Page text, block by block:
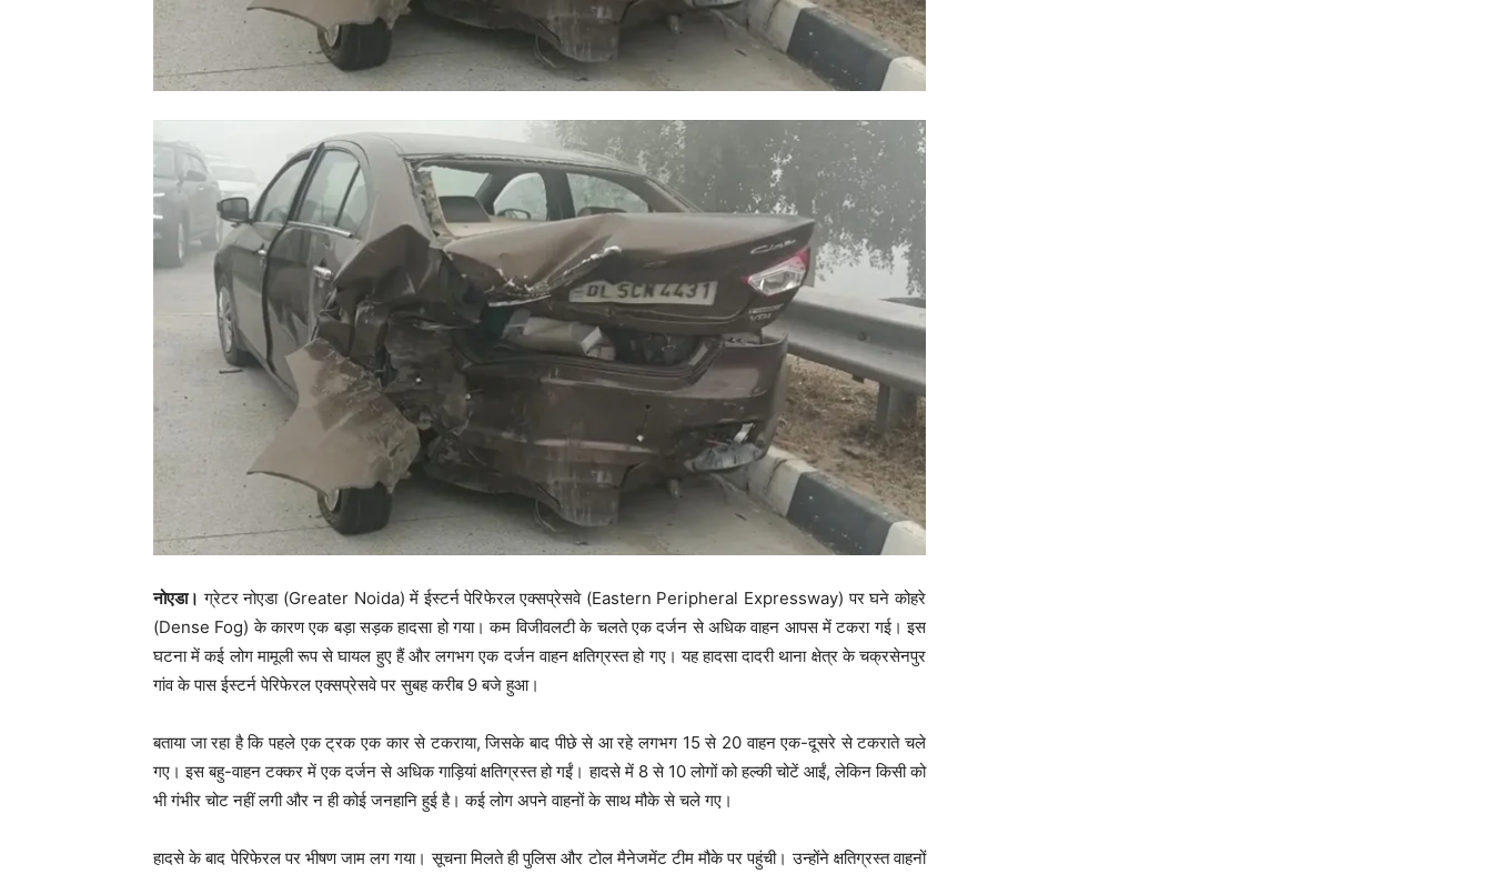
नोएडा। ग्रेटर नोएडा (Greater Noida) में ईस्टर्न पेरिफेरल एक्सप्रेसवे (Eastern Peripheral Expressway) पर घने कोहरे
(Dense Fog) के कारण एक बड़ा सड़क हादसा हो गया। कम विजीवलटी के चलते एक दर्जन से अधिक वाहन आपस में टकरा गई। इस
घटना में कई लोग मामूली रूप से घायल हुए हैं और लगभग एक दर्जन वाहन क्षतिग्रस्त हो गए। यह हादसा दादरी थाना क्षेत्र के चक्रसेनपुर
गांव के पास ईस्टर्न पेरिफेरल एक्सप्रेसवे पर सुबह करीब 9 बजे हुआ।
बताया जा रहा है कि पहले एक ट्रक एक कार से टकराया, जिसके बाद पीछे से आ रहे लगभग 15 से 20 वाहन एक-दूसरे से टकराते चले
गए। इस बहु-वाहन टक्कर में एक दर्जन से अधिक गाड़ियां क्षतिग्रस्त हो गईं। हादसे में 8 से 10 लोगों को हल्की चोटें आईं, लेकिन किसी को
भी गंभीर चोट नहीं लगी और न ही कोई जनहानि हुई है। कई लोग अपने वाहनों के साथ मौके से चले गए।
हादसे के बाद पेरिफेरल पर भीषण जाम लग गया। सूचना मिलते ही पुलिस और टोल मैनेजमेंट टीम मौके पर पहुंची। उन्होंने क्षतिग्रस्त वाहनों